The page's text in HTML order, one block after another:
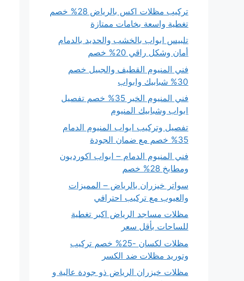
تركيب مظلات اكس بالرياض 28% خصم
تغطية واسعة بخامات ممتازة
تلبيس ابواب بالخشب والحديد بالدمام
أمان وشكل راقي 20% خصم
فني المنيوم القطيف والجبيل خصم
30% شبابيك وابواب
فني المنيوم الخبر 35% خصم تفصيل
ابواب وشبابيك المنيوم
تفصيل وتركيب ابواب المنيوم الدمام
35% خصم مع ضمان الجودة
فني المنيوم الدمام – ابواب اكورديون
ومطابخ 28% خصم
سواتر خيزران بالرياض – المميزات
والعيوب مع تركيب احترافي
مظلات مساجد الرياض اكبر تغطية
للساحات بأقل سعر
مظلات لكسان -25% خصم تركيب
وتوريد مظلات ضد الكسر
مظلات خيزران الرياض ذو جودة عالية و